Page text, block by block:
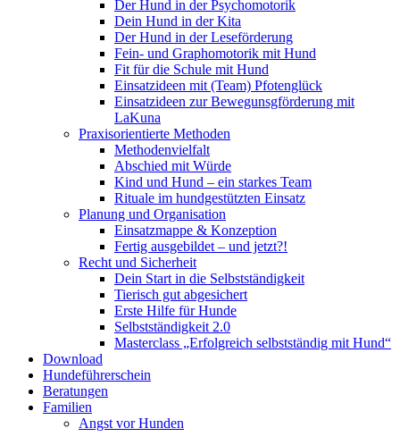
Der Hund in der Psychomotorik
Dein Hund in der Kita
Der Hund in der Leseförderung
Fein- und Graphomotorik mit Hund
Fit für die Schule mit Hund
Einsatzideen mit (Team) Pfotenglück
Einsatzideen zur Bewegunsgförderung mit
LaKuna
Praxisorientierte Methoden
Methodenvielfalt
Abschied mit Würde
Kind und Hund – ein starkes Team
Rituale im hundgestützten Einsatz
Planung und Organisation
Einsatzmappe & Konzeption
Fertig ausgebildet – und jetzt?!
Recht und Sicherheit
Dein Start in die Selbstständigkeit
Tierisch gut abgesichert
Erste Hilfe für Hunde
Selbstständigkeit 2.0
Masterclass „Erfolgreich selbstständig mit Hund“
Download
Hundeführerschein
Beratungen
Familien
Angst vor Hunden